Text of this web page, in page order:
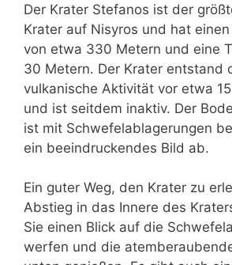
Der Krater Stefanos ist der
Krater auf Nisyros und hat
von etwa 330 Metern und eine
30 Metern. Der Krater entstand
vulkanische Aktivität vor etwa
und ist seitdem inaktiv. Der
ist mit Schwefelablagerungen
ein beeindruckendes Bild ab.
Ein guter Weg, den Krater zu
Abstieg in das Innere des
Sie einen Blick auf die
werfen und die